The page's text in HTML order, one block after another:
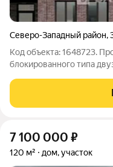
Северо-Западный район,
Код объекта: 1648723.
блокированного типа
комфортного
общей площадью 115 кв. м
7 100 000 ₽
120 м² дом, участок